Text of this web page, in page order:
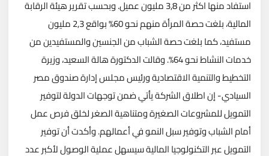
استفاد منها اكثر من 3,8 مليون عميل. وبحسب تقرير هيئة الرقابة
المالية، بلغت حصة المرأة منهم نحو 60% بواقع 2,3 مليون
مستفيد، كما بلغت حصة الشباب من الجنسين والمستفيدين من
خدمات النشاط نحو 64%. وقالت الدكتورة هالة السعيد، وزيرة
التخطيط والتنمية الاقتصادية ورئيس مجلس إدارة صندوق مصر
السيادي- إن اطلاق الشركة يأتي ضمن توجهات الدولة لتوفير
التمويل للمشروعات الصغيرة ومتناهية الصغر لخلق فرص عمل
أمام الشباب وتوفير سبل النمو في أعمالهم. وأكدت أن توفير
التمويل عبر التكنولوجيا المالية سيسهل عملية الوصول لأكبر عدد